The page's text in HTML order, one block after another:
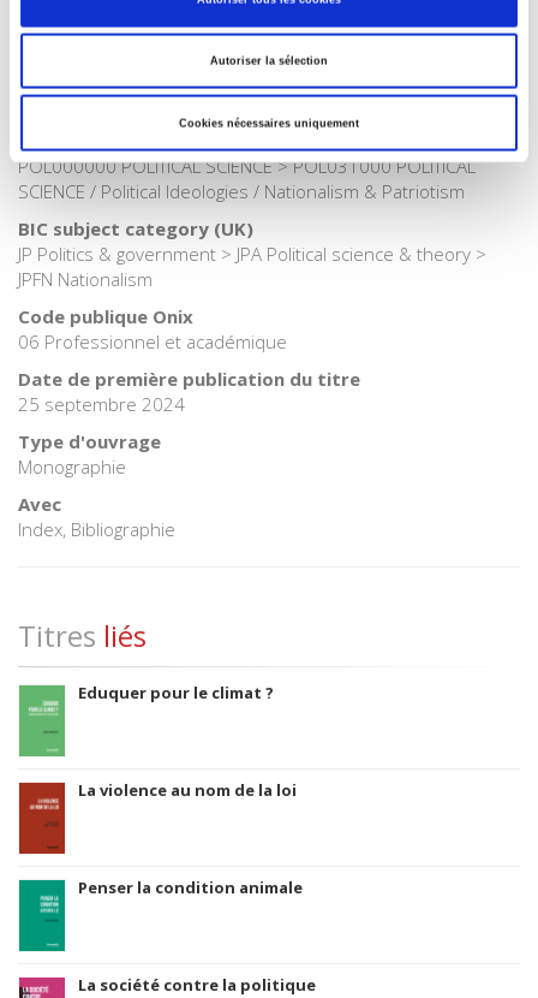
Autoriser la sélection
Cookies nécessaires uniquement
Internet Hierarchy>Politique
Internet Hierarchy>Science politique
POL000000 POLITICAL SCIENCE > POL031000 POLITICAL
SCIENCE / Political Ideologies / Nationalism & Patriotism
BIC subject category (UK)
JP Politics & government > JPA Political science & theory >
JPFN Nationalism
Code publique Onix
06 Professionnel et académique
Date de première publication du titre
25 septembre 2024
Type d'ouvrage
Monographie
Avec
Index, Bibliographie
Titres liés
Eduquer pour le climat ?
La violence au nom de la loi
Penser la condition animale
La société contre la politique